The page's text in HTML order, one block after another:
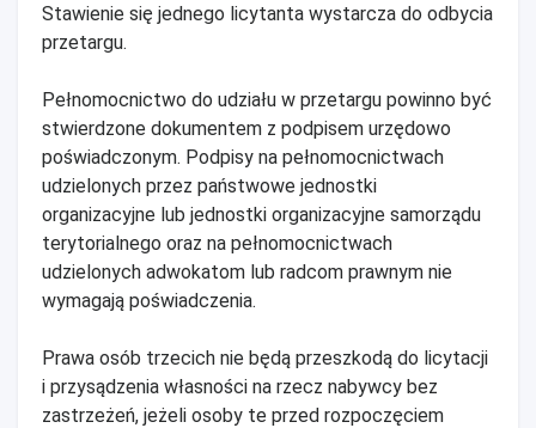
Stawienie się jednego licytanta wystarcza do odbycia
przetargu.
Pełnomocnictwo do udziału w przetargu powinno być
stwierdzone dokumentem z podpisem urzędowo
poświadczonym. Podpisy na pełnomocnictwach
udzielonych przez państwowe jednostki
organizacyjne lub jednostki organizacyjne samorządu
terytorialnego oraz na pełnomocnictwach
udzielonych adwokatom lub radcom prawnym nie
wymagają poświadczenia.
Prawa osób trzecich nie będą przeszkodą do licytacji
i przysądzenia własności na rzecz nabywcy bez
zastrzeżeń, jeżeli osoby te przed rozpoczęciem